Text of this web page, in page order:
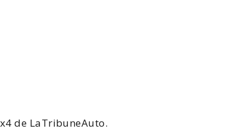
de LaTribuneAuto.